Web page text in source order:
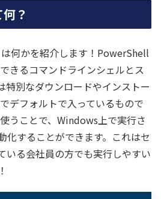
？
何かを紹介します！PowerShell
きるコマンドラインシェルとス
特別なダウンロードやインストー
デフォルトで入っているもので
うことで、Windows上で実行さ
化することができます。これはセ
いる会社員の方でも実行しやすい